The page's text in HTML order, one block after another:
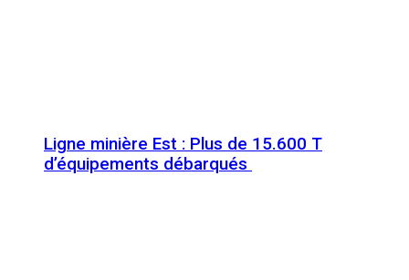
Ligne minière Est : Plus de 15.600 T
d’équipements débarqués